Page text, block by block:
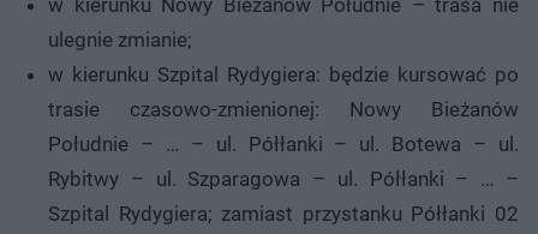
ulegnie zmianie;
w kierunku Szpital Rydygiera: będzie kursować po
trasie czasowo-zmienionej: Nowy Bieżanów
Południe – … – ul. Półłanki – ul. Botewa – ul.
Rybitwy – ul. Szparagowa – ul. Półłanki – … –
Szpital Rydygiera; zamiast przystanku Półłanki 02